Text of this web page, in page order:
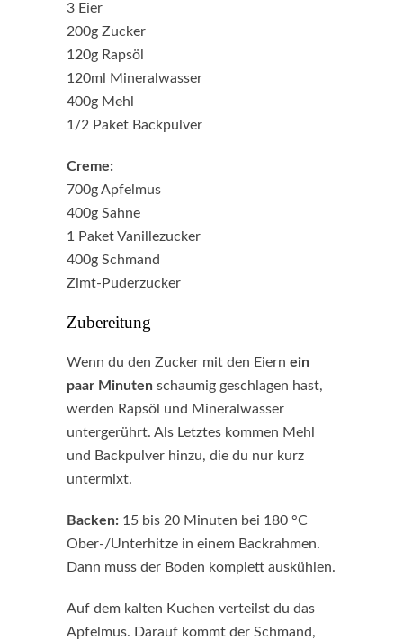
3 Eier
200g Zucker
120g Rapsöl
120ml Mineralwasser
400g Mehl
1/2 Paket Backpulver
Creme:
700g Apfelmus
400g Sahne
1 Paket Vanillezucker
400g Schmand
Zimt-Puderzucker
Zubereitung
Wenn du den Zucker mit den Eiern ein
paar Minuten schaumig geschlagen hast,
werden Rapsöl und Mineralwasser
untergerührt. Als Letztes kommen Mehl
und Backpulver hinzu, die du nur kurz
untermixt.
Backen: 15 bis 20 Minuten bei 180 °C
Ober-/Unterhitze in einem Backrahmen.
Dann muss der Boden komplett auskühlen.
Auf dem kalten Kuchen verteilst du das
Apfelmus. Darauf kommt der Schmand,